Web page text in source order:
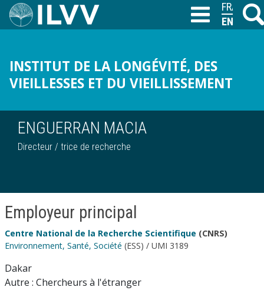
Skip
M
INSTITUT DE LA LONGÉVITÉ, DES
VIEILLESSES ET DU VIEILLISSEMENT
T
ENGUERRAN MACIA
Directeur / trice de recherche
Employeur principal
Centre National de la Recherche Scientifique (CNRS)
Environnement, Santé, Société (ESS) / UMI 3189
Dakar
Autre : Chercheurs à l'étranger
FRANÇAIS
ENGLISH